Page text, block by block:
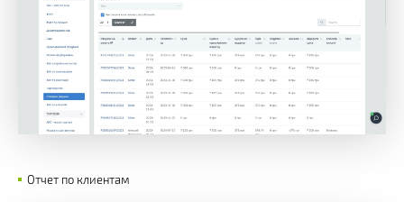
Отчет по клиентам